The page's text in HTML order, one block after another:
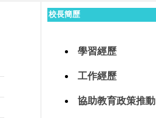
校長簡歷
學習經歷
工作經歷
協助教育政策推動